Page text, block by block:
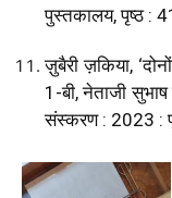
पुस्तकालय, पृष्ठ :
ज़ुबैरी ज़किया,
1-बी, नेताजी
संस्करण : 2023 :